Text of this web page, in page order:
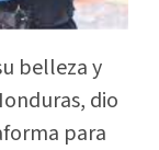
belleza y
dio
para